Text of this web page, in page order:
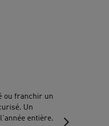
ou franchir un
Un
entière.